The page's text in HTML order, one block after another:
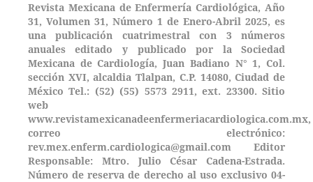
Revista Mexicana de Enfermería Cardiológica, Año
31, Volumen 31, Número 1 de Enero-Abril 2025, es
una publicación cuatrimestral con 3 números
anuales editado y publicado por la Sociedad
Mexicana de Cardiología, Juan Badiano N° 1, Col.
sección XVI, alcaldia Tlalpan, C.P. 14080, Ciudad de
México Tel.: (52) (55) 5573 2911, ext. 23300. Sitio
web
www.revistamexicanadeenfermeriacardiologica.com.mx,
correo electrónico:
rev.mex.enferm.cardiologica@gmail.com Editor
Responsable: Mtro. Julio César Cadena-Estrada.
Número de reserva de derecho al uso exclusivo 04-